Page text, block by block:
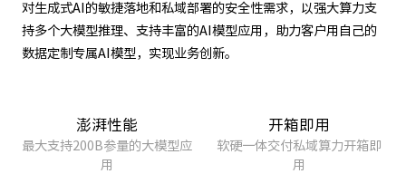
对生成式AI的敏捷落地和私域部署的安全性需求，以强大算力支
持多个大模型推理、支持丰富的AI模型应用，助力客户用自己的
数据定制专属AI模型，实现业务创新。
澎湃性能
最大支持200B参量的大模型应
用
开箱即用
软硬一体交付私域算力开箱即
用